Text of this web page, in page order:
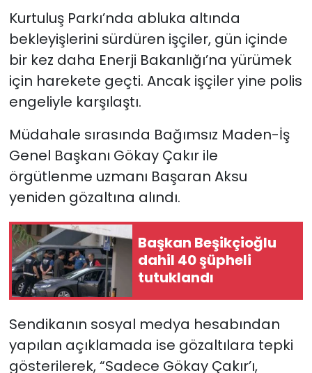
Kurtuluş Parkı’nda abluka altında
bekleyişlerini sürdüren işçiler, gün içinde
bir kez daha Enerji Bakanlığı’na yürümek
için harekete geçti. Ancak işçiler yine polis
engeliyle karşılaştı.
Müdahale sırasında Bağımsız Maden-İş
Genel Başkanı Gökay Çakır ile
örgütlenme uzmanı Başaran Aksu
yeniden gözaltına alındı.
Başkan Beşikçioğlu
dahil 40 şüpheli
tutuklandı
Sendikanın sosyal medya hesabından
yapılan açıklamada ise gözaltılara tepki
gösterilerek, “Sadece Gökay Çakır’ı,